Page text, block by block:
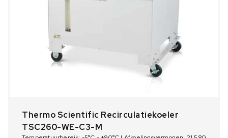
Thermo Scientific Recirculatiekoeler
TSC260-WE-C3-M